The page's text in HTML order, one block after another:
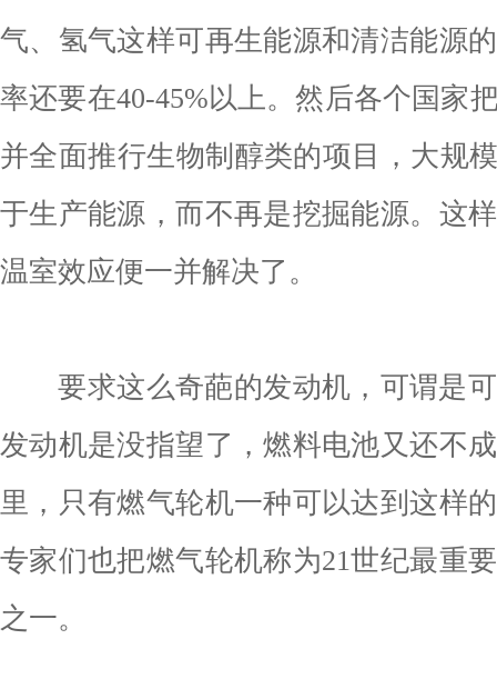
气、氢气这样可再生能源和清洁能源
率还要在40-45%以上。然后各个国家
并全面推行生物制醇类的项目，大规
于生产能源，而不再是挖掘能源。这
温室效应便一并解决了。
要求这么奇葩的发动机，可谓是可
发动机是没指望了，燃料电池又还不
里，只有燃气轮机一种可以达到这样
专家们也把燃气轮机称为21世纪最重
之一。